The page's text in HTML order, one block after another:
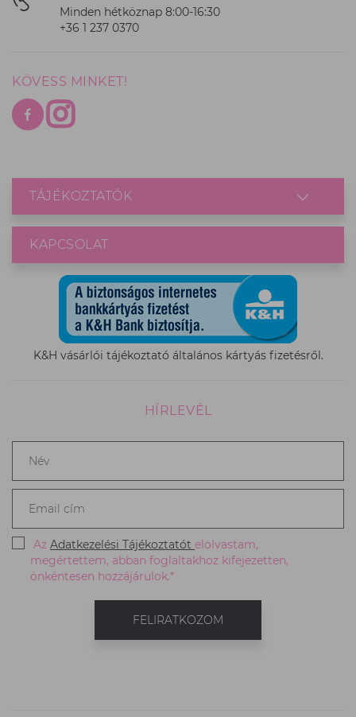
Minden hétköznap 8:00-16:30
+36 1 237 0370
KÖVESS MINKET!
TÁJÉKOZTATÓK
KAPCSOLAT
K&H vásárlói tájékoztató általános kártyás fizetésről.
HÍRLEVÉL
Név
Email
*
Az Adatkezelési Tájékoztatót elolvastam,
megértettem, abban foglaltakhoz kifejezetten,
önkéntesen hozzájárulok.*
FELIRATKOZOM